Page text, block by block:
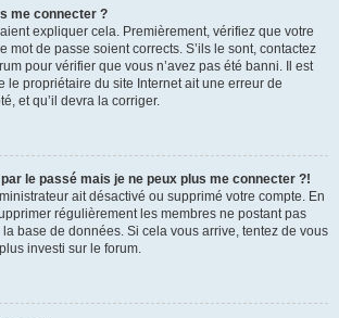
me connecter ?
expliquer cela. Premièrement, vérifiez que votre
mot de passe soient corrects. S’ils le sont, contactez
pour vérifier que vous n’avez pas été banni. Il est
le propriétaire du site Internet ait une erreur de
et qu’il devra la corriger.
le passé mais je ne peux plus me connecter ?!
ait désactivé ou supprimé votre compte. En
régulièrement les membres ne postant pas
base de données. Si cela vous arrive, tentez de vous
investi sur le forum.